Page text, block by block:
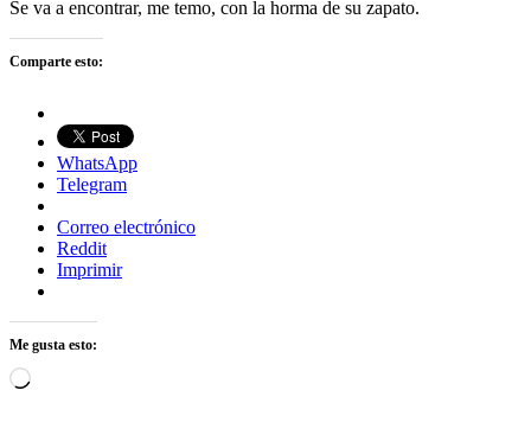
Se va a encontrar, me temo, con la horma de su zapato.
Comparte esto:
WhatsApp
Telegram
Correo electrónico
Reddit
Imprimir
Me gusta esto:
Cargando...